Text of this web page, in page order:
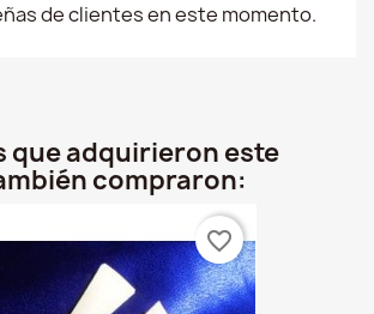
de clientes en este momento.
que adquirieron este
compraron:
favorite_border